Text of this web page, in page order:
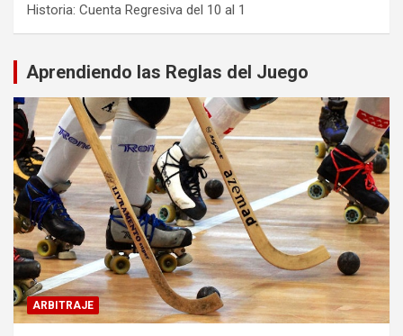
Historia: Cuenta Regresiva del 10 al 1
Aprendiendo las Reglas del Juego
ARBITRAJE